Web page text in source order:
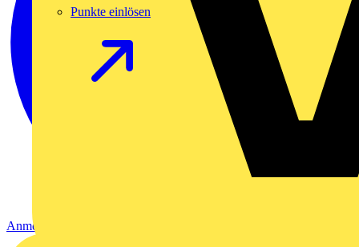
Punkte einlösen
Anmelden